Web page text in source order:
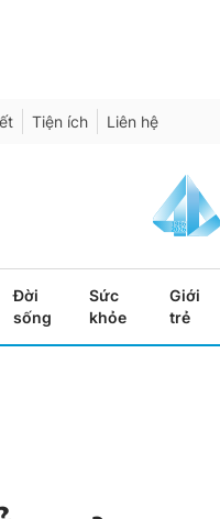
Tiện ích Liên hệ
Đời
sống
Sức
khỏe
Giới
trẻ